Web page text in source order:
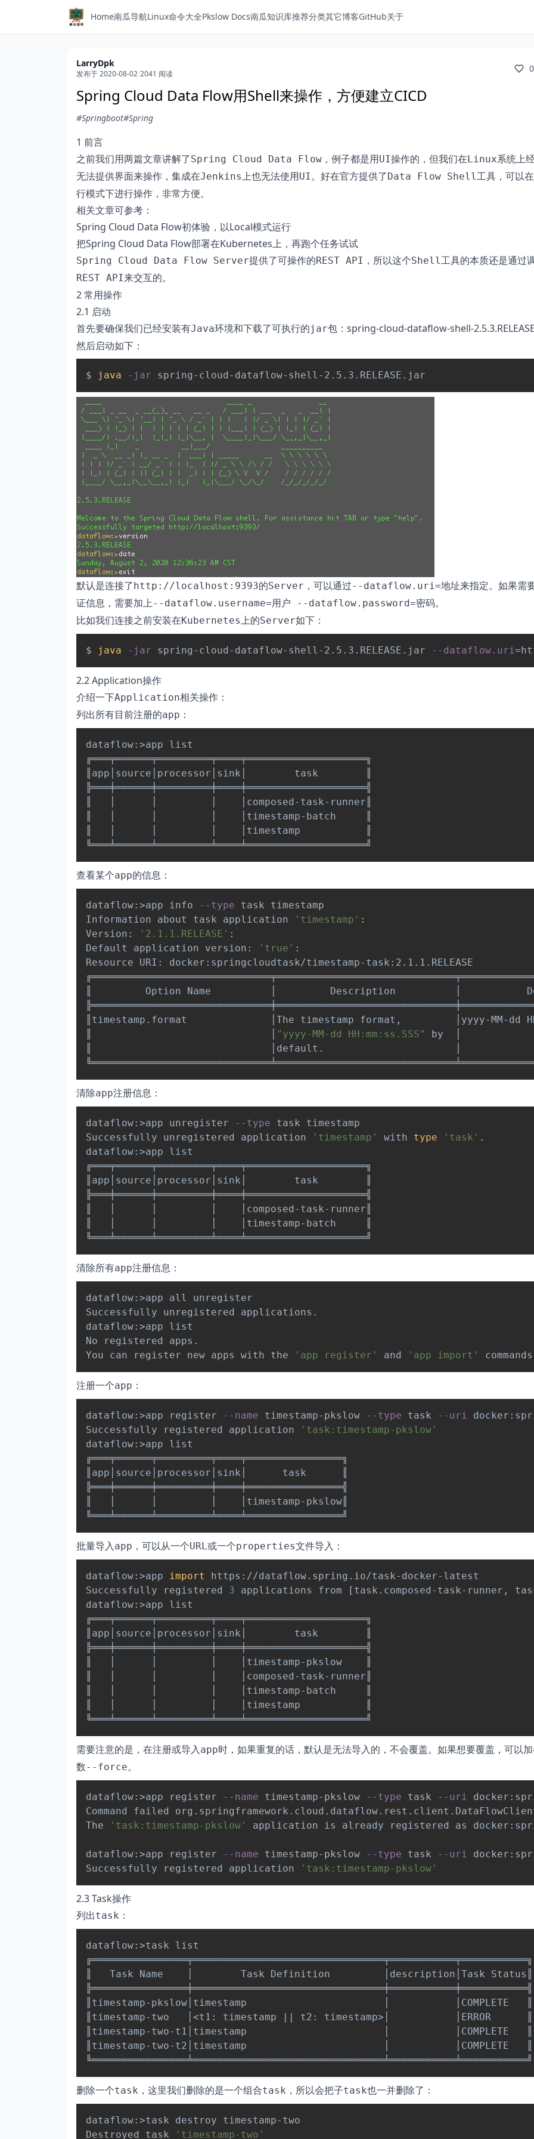
Home南瓜导航Linux命令大全Pkslow Docs南瓜知识库推荐分类其它博客GitHub关于
LarryDpk
发布于 2020-08-02/2041 阅读 0
Spring Cloud Data Flow用Shell来操作，方便建立CICD
#Springboot#Spring
1 前言
之前我们用两篇文章讲解了Spring Cloud Data Flow ，例子都是用UI操作的，但我们在Linux系统上
无法提供界面来操作，集成在Jenkins上也无法使用UI。好在官方提供了Data Flow Shell工具，可以
行模式下进行操作，非常方便。
相关文章可参考：
Spring Cloud Data Flow初体验，以Local模式运行
把Spring Cloud Data Flow部署在Kubernetes上，再跑个任务试试
Spring Cloud Data Flow Server提供了可操作的REST API ，所以这个Shell工具的本质还是通过
REST API来交互的。
2 常用操作
2.1 启动
首先要确保我们已经安装有Java环境和下载了可执行的jar包： spring-cloud-dataflow-shell-
然后启动如下：
$ java -jar
默认是连接了http://localhost:9393的Server ，可以通过--dataflow.uri=地址来指定。如果需
证信息，需要加上--dataflow.username=用户 --dataflow.password=密码。
比如我们连接之前安装在Kubernetes上的Server如下：
$ java -jar spring-cloud-dataflow-shell-2.5.3.RELEASE.jar --dataflow.uri=
2.2 Application操作
介绍一下Application相关操作：
列出所有目前注册的app ：
dataflow: >app list
╔═══╤══════╤═════════╤════╤════════════════════╗
║app│source│processor│sink│        task        ║
╠═══╪══════╪═════════╪════╪════════════════════╣
║   │      │         │    │composed-task-runner║
║   │      │         │    │timestamp-batch     ║
║   │      │         │    │timestamp           ║
查看某个app的信息：
dataflow: >app info --type task timestamp
Information about task application
'timestamp' :
Version:
'2.1.1.RELEASE' :
Default application version:
'true' :
Resource URI: docker:springcloudtask/timestamp-task:2.1.1.RELEASE
║         Option Name          │         Description          │
║timestamp.format              │The timestamp format,         │yyyy-MM-
"yyyy-MM-dd HH:mm:ss.SSS"
by  │
║                              │default.                      │
清除app注册信息：
dataflow: >app unregister --type task timestamp
Successfully unregistered application
'timestamp' with type 'task' .
dataflow: >app list
╔═══╤══════╤═════════╤════╤════════════════════╗
║app│source│processor│sink│        task        ║
╠═══╪══════╪═════════╪════╪════════════════════╣
║   │      │         │    │composed-task-runner║
║   │      │         │    │timestamp-batch     ║
清除所有app注册信息：
dataflow: >app all unregister
Successfully unregistered applications.
dataflow: >app list
No registered apps.
You can register new apps with the
'app register' and 'app import'
注册一个app ：
dataflow: >app register --name timestamp-pkslow --type task --uri
Successfully registered application
'task:timestamp-pkslow'
dataflow: >app list
╔═══╤══════╤═════════╤════╤════════════════╗
║app│source│processor│sink│      task      ║
╠═══╪══════╪═════════╪════╪════════════════╣
║   │      │         │    │timestamp-pkslow║
批量导入app ，可以从一个URL或一个properties文件导入：
dataflow: >app import
https://dataflow.spring.io/task-docker-latest
Successfully registered 3 applications from [ task.composed-task-runner,
dataflow: >app list
╔═══╤══════╤═════════╤════╤════════════════════╗
║app│source│processor│sink│        task        ║
╠═══╪══════╪═════════╪════╪════════════════════╣
║   │      │         │    │timestamp-pkslow    ║
║   │      │         │    │composed-task-runner║
║   │      │         │    │timestamp-batch     ║
║   │      │         │    │timestamp           ║
需要注意的是，在注册或导入app时，如果重复的话，默认是无法导入的，不会覆盖。如果想要覆盖，可以
数--force。
dataflow: >app register --name timestamp-pkslow --type task --uri
Command failed
The
'task:timestamp-pkslow' application is already registered as
dataflow: >app register --name timestamp-pkslow --type task --uri
Successfully registered application
'task:timestamp-pkslow'
2.3 Task操作
列出task ：
dataflow: >task list
╔════════════════╤════════════════════════════════╤═══════════╤═══════════╗
║   Task Name    │        Task Definition         │description│Task Status║
╠════════════════╪════════════════════════════════╪═══════════╪═══════════╣
║timestamp-pkslow│timestamp                       │           │COMPLETE   ║
║timestamp-two   │ <t1: timestamp || t2: timestamp> │           │ERROR      ║
║timestamp-two-t1│timestamp                       │           │COMPLETE   ║
║timestamp-two-t2│timestamp                       │           │COMPLETE   ║
删除一个task ，这里我们删除的是一个组合task ，所以会把子task也一并删除了：
dataflow: >task destroy timestamp-two
Destroyed task
'timestamp-two'